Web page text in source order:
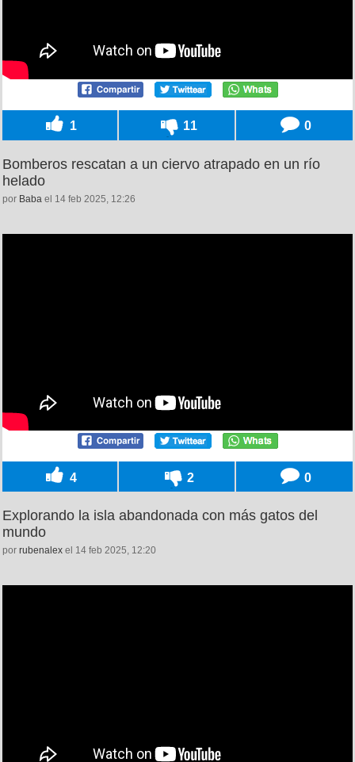
1 11 0
Bomberos rescatan a un ciervo atrapado en un río
helado
por Baba el 14 feb 2025, 12:26
4 2 0
Explorando la isla abandonada con más gatos del
mundo
por rubenalex el 14 feb 2025, 12:20